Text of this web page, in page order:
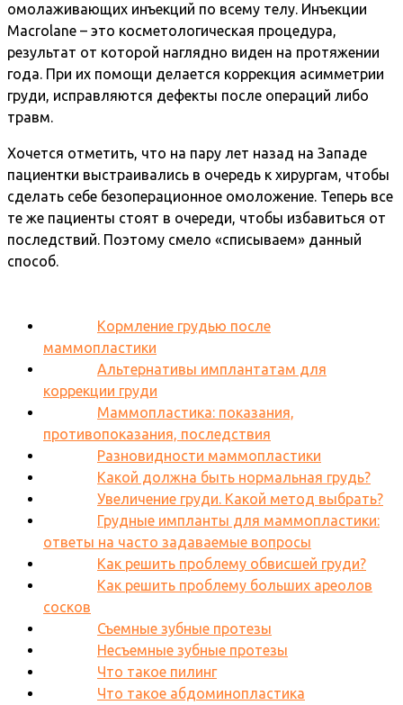
омолаживающих инъекций по всему телу. Инъекции
Macrolane – это косметологическая процедура,
результат от которой наглядно виден на протяжении
года. При их помощи делается коррекция асимметрии
груди, исправляются дефекты после операций либо
травм.
Хочется отметить, что на пару лет назад на Западе
пациентки выстраивались в очередь к хирургам, чтобы
сделать себе безоперационное омоложение. Теперь все
те же пациенты стоят в очереди, чтобы избавиться от
последствий. Поэтому смело «списываем» данный
способ.
Кормление грудью после
маммопластики
Альтернативы имплантатам для
коррекции груди
Маммопластика: показания,
противопоказания, последствия
Разновидности маммопластики
Какой должна быть нормальная грудь?
Увеличение груди. Какой метод выбрать?
Грудные импланты для маммопластики:
ответы на часто задаваемые вопросы
Как решить проблему обвисшей груди?
Как решить проблему больших ареолов
сосков
Съемные зубные протезы
Несъемные зубные протезы
Что такое пилинг
Что такое абдоминопластика